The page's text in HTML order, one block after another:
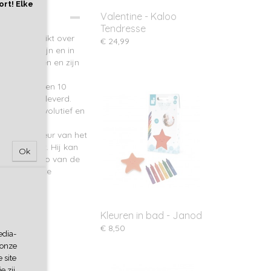
beschikt over
zijn en in
geheugen en zijn
struiken en 10
meegeleverd.
is evolutief en
van de kleur van het
zit. Hij kan
met behulp van de
manier te
Valentine - Kaloo
Tendresse
€ 24,99
Kleuren in bad - Janod
€ 8,50
Elke
Ok
site